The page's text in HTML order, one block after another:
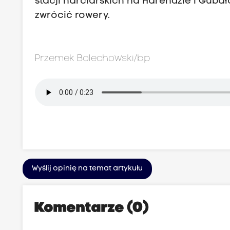
zwrócić rowery.
Przemek Bolechowski/bp
Wyślij opinię na temat artykułu
Komentarze (0)